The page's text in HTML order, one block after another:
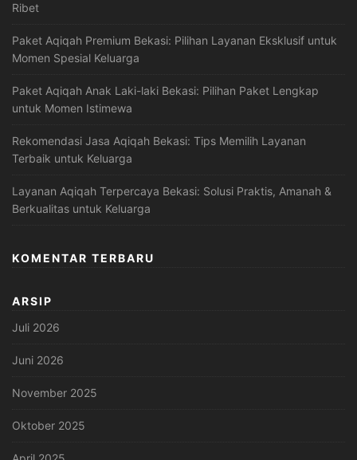
Ribet
Paket Aqiqah Premium Bekasi: Pilihan Layanan Eksklusif untuk
Momen Spesial Keluarga
Paket Aqiqah Anak Laki-laki Bekasi: Pilihan Paket Lengkap
untuk Momen Istimewa
Rekomendasi Jasa Aqiqah Bekasi: Tips Memilih Layanan
Terbaik untuk Keluarga
Layanan Aqiqah Terpercaya Bekasi: Solusi Praktis, Amanah &
Berkualitas untuk Keluarga
KOMENTAR TERBARU
ARSIP
Juli 2026
Juni 2026
November 2025
Oktober 2025